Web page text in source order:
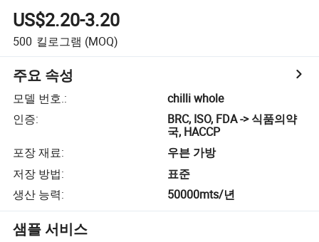
US$2.20-3.20
500 킬로그램 (MOQ)
주요 속성
모델 번호.:
chilli whole
인증:
BRC, ISO, FDA -> 식품의약
국, HACCP
포장 재료:
우븐 가방
저장 방법:
표준
생산 능력: 50000mts/년
샘플 서비스